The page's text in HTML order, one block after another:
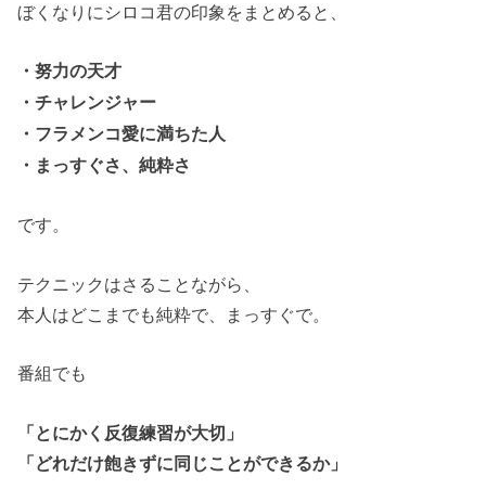
ぼくなりにシロコ君の印象をまとめると、
・努力の天才
・チャレンジャー
・フラメンコ愛に満ちた人
・まっすぐさ、純粋さ
です。
テクニックはさることながら、
本人はどこまでも純粋で、まっすぐで。
番組でも
「とにかく反復練習が大切」
「どれだけ飽きずに同じことができるか」